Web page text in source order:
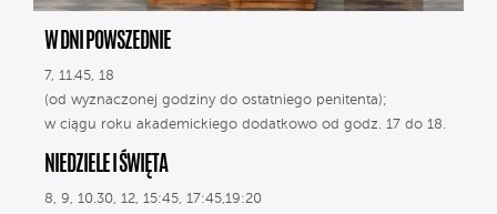
W DNI POWSZEDNIE
7, 11.45, 18
(od wyznaczonej godziny do ostatniego penitenta);
w ciągu roku akademickiego dodatkowo od godz. 17 do 18.
NIEDZIELE I ŚWIĘTA
8, 9, 10.30, 12, 15:45, 17:45,19:20